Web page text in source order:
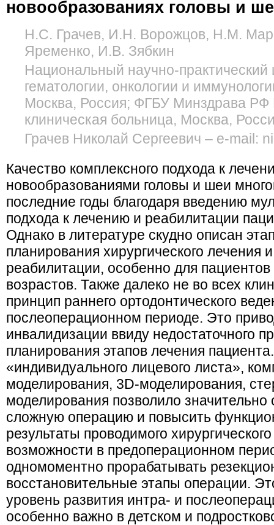
новообразованиях головы и
Н.С. Грачев, И.Н. Ворожцов, Н.М.
Яременко, И.В. Зябкин
Национальный научно-практический
гематологии, онкологии и
Москва, Россия; ФГБУ Минздрава РФ
клиническая больница, Москва,
Грачев Николай Сергеевич – e-mail:
Качество комплексного подхода к
новообразованиями головы и шеи
последние годы благодаря введению
подхода к лечению и реабилитации
Однако в литературе скудно описан
планирования хирургического лечения
реабилитации, особенно для пациентов
возрастов. Также далеко не во всех
принцип раннего ортодонтического
послеоперационном периоде. Это
инвалидизации ввиду недостаточного
планирования этапов лечения
«индивидуального лицевого листа»,
моделирования, 3D-моделирования,
моделирования позволило значительно
сложную операцию и повысить
результаты проводимого
возможности в предоперационном
одномоментно прорабатывать
восстановительные этапы операции.
уровень развития интра- и
особенно важно в детском и